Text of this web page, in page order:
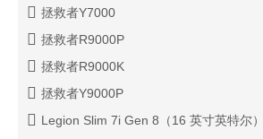
拯救者Y7000
拯救者R9000P
拯救者R9000K
拯救者Y9000P
Legion Slim 7i Gen 8（16 英寸英特尔）游戏笔记本电脑